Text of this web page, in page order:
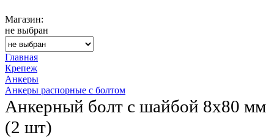
Магазин:
не выбран
Главная
Крепеж
Анкеры
Анкеры распорные с болтом
Анкерный болт с шайбой 8х80 мм
(2 шт)